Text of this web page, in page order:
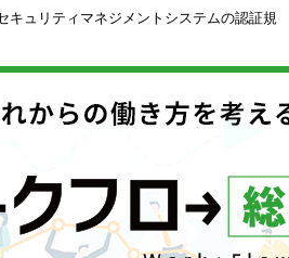
キュリティマネジメントシステムの認証規